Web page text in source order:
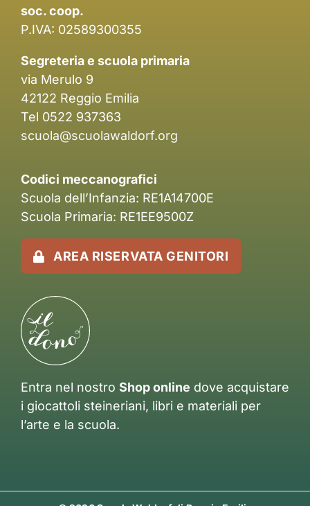
soc. coop.
P.IVA: 02589300355
Segreteria e scuola primaria
via Merulo 9
42122 Reggio Emilia
Tel 0522 937363
scuola@scuolawaldorf.org
Codici meccanografici
Scuola dell’Infanzia: RE1A14700E
Scuola Primaria: RE1EE9500Z
AREA RISERVATA GENITORI
Entra nel nostro Shop online dove acquistare
i giocattoli steineriani, libri e materiali per
l’arte e la scuola.